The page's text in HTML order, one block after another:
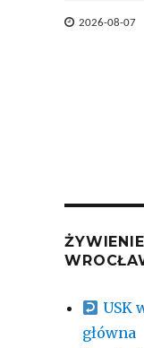
 2026-08-07
USK
główna